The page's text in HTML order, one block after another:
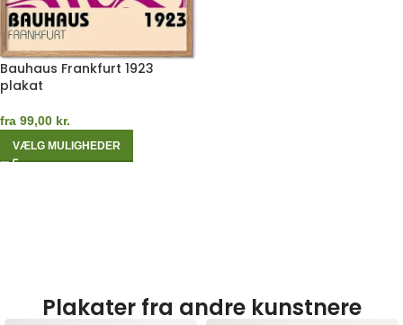
Bauhaus Frankfurt 1923
plakat
fra 99,00 kr.
VÆLG MULIGHEDER
Plakater fra andre kunstnere